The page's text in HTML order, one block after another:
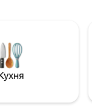
са на няколко
с мечтан
пауни,
и спокойно